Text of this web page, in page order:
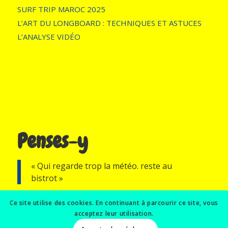
SURF TRIP MAROC 2025
L’ART DU LONGBOARD : TECHNIQUES ET ASTUCES
L’ANALYSE VIDÉO
Penses-y
« Qui regarde trop la météo. reste au
bistrot »
Ce site utilise des cookies. En continuant à parcourir ce site, vous
acceptez leur utilisation.